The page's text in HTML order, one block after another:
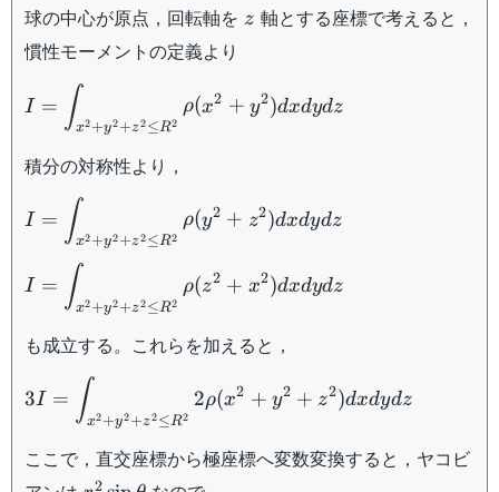
球の中心が原点，回転軸を z
z 軸とする座標で考えると，
慣性モーメントの定義より
I=\displaystyle\int_{x^2+y^2+z^2\leq
R^2} \rho(x^2+y^2)dxdydz
I = ∫x2+y2+z2 ≤R2
ρ(x2 + y2)dxdydz
積分の対称性より，
I=\displaystyle\int_{x^2+y^2+z^2\leq
R^2} \rho(y^2+z^2)dxdydz
I = ∫x2+y2+z2 ≤R2
ρ(y2 + z2)dxdydz
I=\displaystyle\int_{x^2+y^2+z^2\leq
R^2} \rho(z^2+x^2)dxdydz
I = ∫x2+y2+z2 ≤R2
ρ(z2 + x2)dxdydz
も成立する。これらを加えると，
3I=\displaystyle\int_{x^2+y^2+z^2\leq
R^2} 2\rho(x^2+y^2+z^2)dxdydz
3I = ∫x2+y2+z2 ≤R2
2ρ(x2 + y2 + z2)dxdydz
ここで，直交座標から極座標へ変数変換すると，ヤコビ
2